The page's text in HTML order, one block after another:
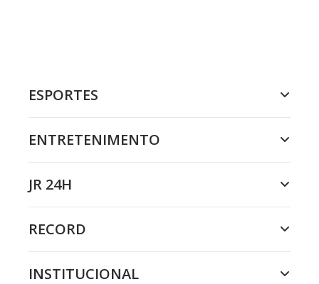
ESPORTES
ENTRETENIMENTO
JR 24H
RECORD
INSTITUCIONAL